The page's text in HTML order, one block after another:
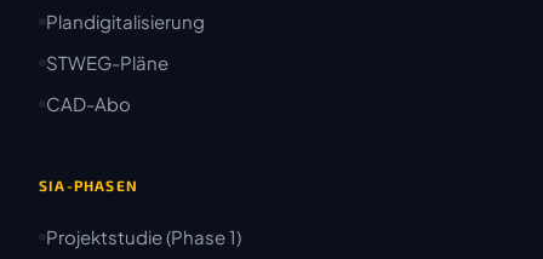
Plandigitalisierung
STWEG-Pläne
CAD-Abo
SIA-PHASEN
Projektstudie (Phase 1)